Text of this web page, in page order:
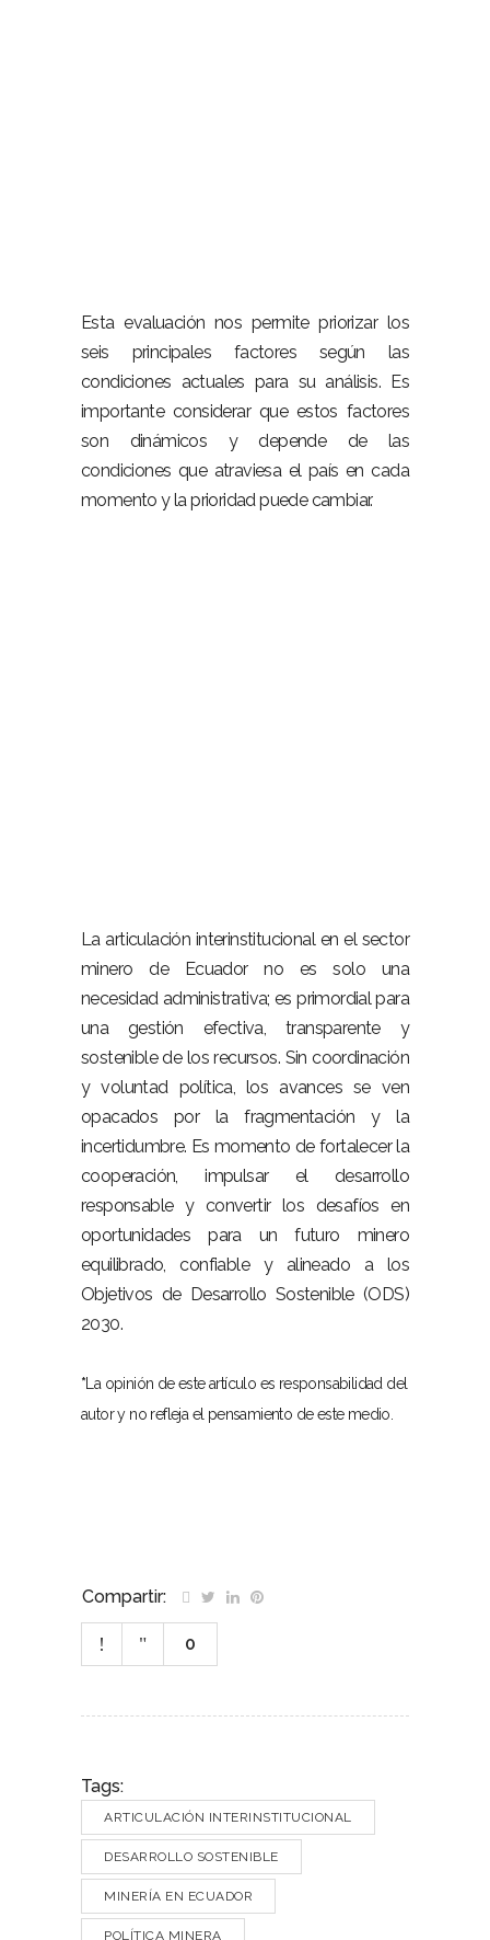
Esta evaluación nos permite priorizar los
seis principales factores según las
condiciones actuales para su análisis. Es
importante considerar que estos factores
son dinámicos y depende de las
condiciones que atraviesa el país en cada
momento y la prioridad puede cambiar.
La articulación interinstitucional en el sector
minero de Ecuador no es solo una
necesidad administrativa; es primordial para
una gestión efectiva, transparente y
sostenible de los recursos. Sin coordinación
y voluntad política, los avances se ven
opacados por la fragmentación y la
incertidumbre. Es momento de fortalecer la
cooperación, impulsar el desarrollo
responsable y convertir los desafíos en
oportunidades para un futuro minero
equilibrado, confiable y alineado a los
Objetivos de Desarrollo Sostenible (ODS)
2030.
* La opinión de este artículo es responsabilidad del
autor y no refleja el pensamiento de este medio.
Compartir:
0
Tags:
ARTICULACIÓN INTERINSTITUCIONAL
DESARROLLO SOSTENIBLE
MINERÍA EN ECUADOR
POLÍTICA MINERA